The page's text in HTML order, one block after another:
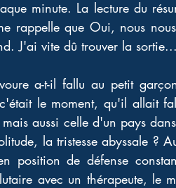
minute. La lecture du
rappelle que Oui, nous
J'ai vite dû trouver la
a-t-il fallu au petit
le moment, qu'il allait
aussi celle d'un pays
la tristesse abyssale ?
position de défense
avec un thérapeute, le